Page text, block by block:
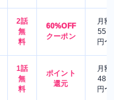
2話
無
料
60%OFF
クーポン
月額
550
円〜
1話
無
料
ポイント
還元
月額
480
円〜